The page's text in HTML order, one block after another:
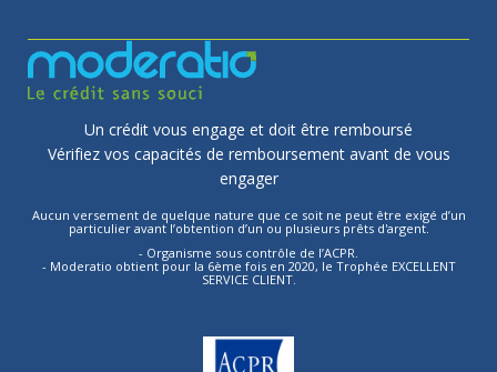
Un crédit vous engage et doit être remboursé
Vérifiez vos capacités de remboursement avant de vous
engager
Aucun versement de quelque nature que ce soit ne peut être exigé d’un
particulier avant l’obtention d’un ou plusieurs prêts d'argent.
- Organisme sous contrôle de l’ACPR.
- Moderatio obtient pour la 6ème fois en 2020, le Trophée EXCELLENT
SERVICE CLIENT.